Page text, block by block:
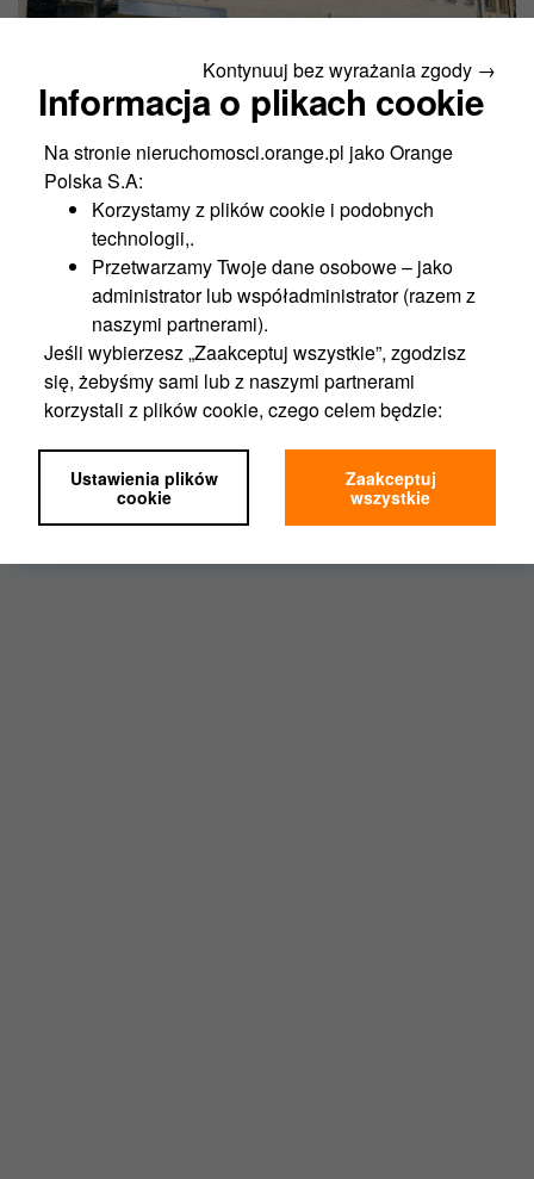
Wysokie Mazowieckie
ul. Rynek Piłsudskiego 57
Cena netto:2,000,000 PLN
Powierzchnia budynków:677 m
Powierzchnia gruntów: 1414 m2
Więcej
1 3
Kontynuuj bez wyrażania zgody →
Informacja o plikach cookie
Na stronie nieruchomosci.orange.pl jako Orange
Polska S.A:
Korzystamy z plików cookie i podobnych
technologii,.
Przetwarzamy Twoje dane osobowe – jako
administrator lub współadministrator (razem z
naszymi partnerami).
Jeśli wybierzesz „Zaakceptuj wszystkie”, zgodzisz
się, żebyśmy sami lub z naszymi partnerami
korzystali z plików cookie, czego celem będzie:
Analityka,
Marketing,
Personalizacja.
Ustawienia plików
cookie
Zaakceptuj
wszystkie